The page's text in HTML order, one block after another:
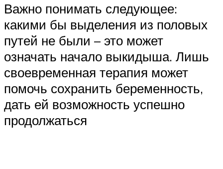
Важно понимать следующее:
какими бы выделения из половых
путей не были – это может
означать начало выкидыша. Лишь
своевременная терапия может
помочь сохранить беременность,
дать ей возможность успешно
продолжаться